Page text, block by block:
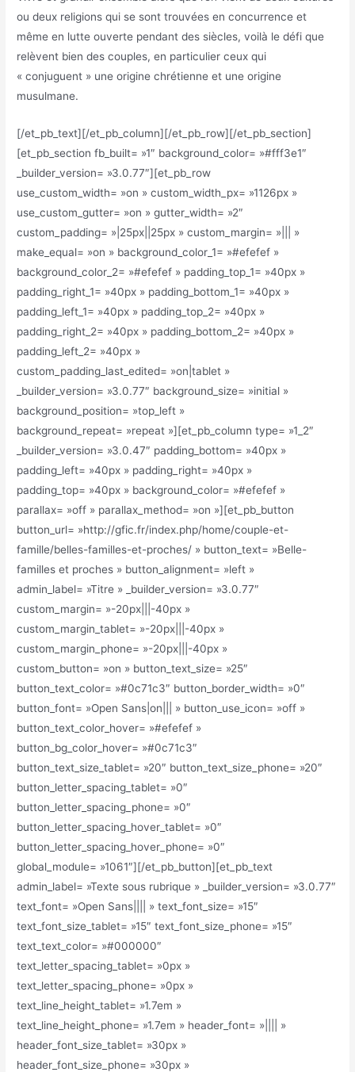
ou deux religions qui se sont trouvées en concurrence et
même en lutte ouverte pendant des siècles, voilà le défi que
relèvent bien des couples, en particulier ceux qui
« conjuguent » une origine chrétienne et une origine
musulmane.
[/et_pb_text][/et_pb_column][/et_pb_row][/et_pb_section]
[et_pb_section fb_built= »1″ background_color= »#fff3e1″
_builder_version= »3.0.77″][et_pb_row
use_custom_width= »on » custom_width_px= »1126px »
use_custom_gutter= »on » gutter_width= »2″
custom_padding= »|25px||25px » custom_margin= »||| »
make_equal= »on » background_color_1= »#efefef »
background_color_2= »#efefef » padding_top_1= »40px »
padding_right_1= »40px » padding_bottom_1= »40px »
padding_left_1= »40px » padding_top_2= »40px »
padding_right_2= »40px » padding_bottom_2= »40px »
padding_left_2= »40px »
custom_padding_last_edited= »on|tablet »
_builder_version= »3.0.77″ background_size= »initial »
background_position= »top_left »
background_repeat= »repeat »][et_pb_column type= »1_2″
_builder_version= »3.0.47″ padding_bottom= »40px »
padding_left= »40px » padding_right= »40px »
padding_top= »40px » background_color= »#efefef »
parallax= »off » parallax_method= »on »][et_pb_button
button_url= »http://gfic.fr/index.php/home/couple-et-
famille/belles-familles-et-proches/ » button_text= »Belle-
familles et proches » button_alignment= »left »
admin_label= »Titre » _builder_version= »3.0.77″
custom_margin= »-20px|||-40px »
custom_margin_tablet= »-20px|||-40px »
custom_margin_phone= »-20px|||-40px »
custom_button= »on » button_text_size= »25″
button_text_color= »#0c71c3″ button_border_width= »0″
button_font= »Open Sans|on||| » button_use_icon= »off »
button_text_color_hover= »#efefef »
button_bg_color_hover= »#0c71c3″
button_text_size_tablet= »20″ button_text_size_phone= »20″
button_letter_spacing_tablet= »0″
button_letter_spacing_phone= »0″
button_letter_spacing_hover_tablet= »0″
button_letter_spacing_hover_phone= »0″
global_module= »1061″][/et_pb_button][et_pb_text
admin_label= »Texte sous rubrique » _builder_version= »3.0.77″
text_font= »Open Sans|||| » text_font_size= »15″
text_font_size_tablet= »15″ text_font_size_phone= »15″
text_text_color= »#000000″
text_letter_spacing_tablet= »0px »
text_letter_spacing_phone= »0px »
text_line_height_tablet= »1.7em »
text_line_height_phone= »1.7em » header_font= »|||| »
header_font_size_tablet= »30px »
header_font_size_phone= »30px »